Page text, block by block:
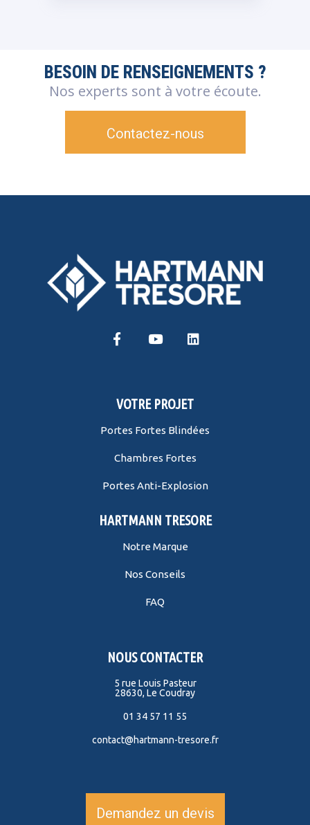
BESOIN DE RENSEIGNEMENTS ?
Nos experts sont à votre écoute.
Contactez-nous
VOTRE PROJET
Portes Fortes Blindées
Chambres Fortes
Portes Anti-Explosion
HARTMANN TRESORE
Notre Marque
Nos Conseils
FAQ
NOUS CONTACTER
5 rue Louis Pasteur
28630, Le Coudray
01 34 57 11 55
contact@hartmann-tresore.fr
Demandez un devis